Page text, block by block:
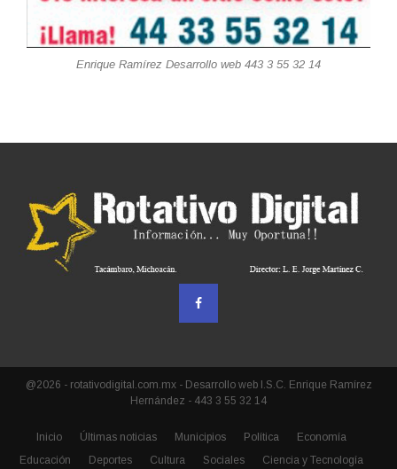
Enrique Ramírez Desarrollo web 443 3 55 32 14
@2026 - rotativodigital.com.mx - Desarrollo web I.S.C. Enrique Ramírez
Hernández - 443 3 55 32 14
Inicio Últimas noticias Municipios Política
Economía
Educación
Deportes Cultura Sociales Ciencia y Tecnología